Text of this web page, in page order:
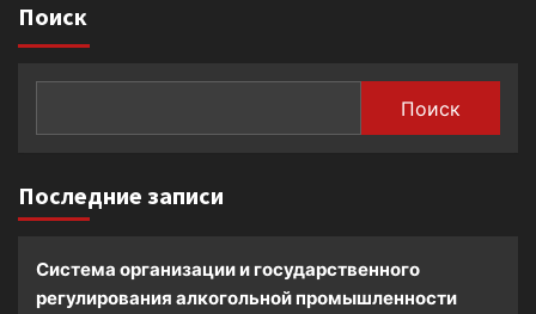
Поиск
Поиск
Последние записи
Система организации и государственного
регулирования алкогольной промышленности